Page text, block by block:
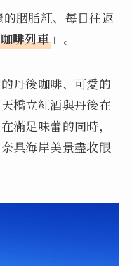
胭脂紅、每日往返
咖啡列車 」。
丹後咖啡、可愛的
橋立紅酒與丹後在
滿足味蕾的同時，
具海岸美景盡收眼